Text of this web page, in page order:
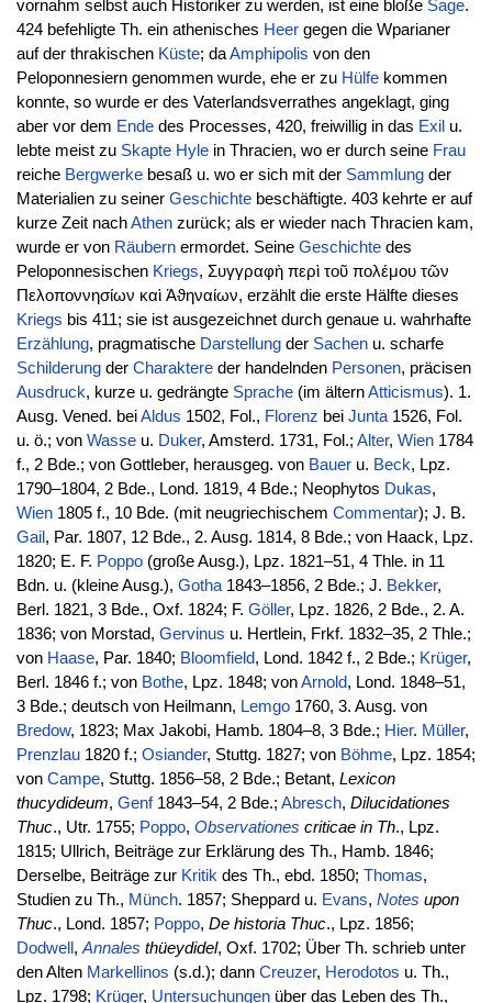
vornahm selbst auch Historiker zu werden, ist eine bloße Sage.
424 befehligte Th. ein athenisches Heergegen die Wparianer
auf der thrakischen Küste; daAmphipolis von den
Peloponnesiern genommen wurde, ehe er zu Hülfekommen
konnte, so wurde er des Vaterlandsverrathes angeklagt, ging
aber vor dem Endedes Processes, 420, freiwillig in das Exil u.
lebte meist zu Skapte Hylein Thracien, wo er durch seine Frau
reiche Bergwerkebesaß u. wo er sich mit der Sammlungder
Materialien zu seiner Geschichtebeschäftigte. 403 kehrte er auf
kurze Zeit nachAthenzurück; als er wieder nach Thracien kam,
wurde er von Räubernermordet. Seine Geschichtedes
Peloponnesischen Kriegs, Συγγραφὴ περὶ τοῦ πολέμου τῶν
Πελοποννησίων καὶ Ἀϑηναίων, erzählt die erste Hälfte dieses
Kriegs bis 411; sie ist ausgezeichnet durch genaue u. wahrhafte
Erzählung, pragmatische Darstellungder Sachenu. scharfe
Schilderungder Charaktereder handelnden Personen, präcisen
Ausdruck, kurze u. gedrängte Sprache(im älternAtticismus). 1.
Ausg. Vened. beiAldus 1502, Fol., Florenz bei Junta1526, Fol.
u. ö.; von Wasseu. Duker, Amsterd. 1731, Fol.; Alter, Wien1784
f., 2 Bde.; von Gottleber, herausgeg. von Baueru. Beck, Lpz.
1790–1804, 2 Bde., Lond. 1819, 4 Bde.; Neophytos Dukas,
Wien1805 f., 10 Bde. (mit neugriechischem Commentar); J. B.
Gail , Par. 1807, 12 Bde., 2. Ausg. 1814, 8 Bde.; von Haack, Lpz.
1820; E. F. Poppo(große Ausg.), Lpz. 1821–51, 4 Thle. in 11
Bdn. u. (kleine Ausg.), Gotha1843–1856, 2 Bde.; J. Bekker,
Berl. 1821, 3 Bde., Oxf. 1824; F. Göller, Lpz. 1826, 2 Bde., 2. A.
1836; von Morstad, Gervinus u. Hertlein, Frkf. 1832–35, 2 Thle.;
von Haase, Par. 1840; Bloomfield, Lond. 1842 f., 2 Bde.; Krüger,
Berl. 1846 f.; von Bothe, Lpz. 1848; vonArnold, Lond. 1848–51,
3 Bde.; deutsch von Heilmann, Lemgo1760, 3. Ausg. von
Bredow, 1823; Max Jakobi, Hamb. 1804–8, 3 Bde.; Hier. Müller,
Prenzlau1820 f.; Osiander, Stuttg. 1827; von Böhme, Lpz. 1854;
von Campe, Stuttg. 1856–58, 2 Bde.; Betant, Lexicon
thucydideum, Genf1843–54, 2 Bde.; Abresch, Dilucidationes
Thuc., Utr. 1755; Poppo, Observationes criticae in Th., Lpz.
1815; Ullrich, Beiträge zur Erklärung des Th., Hamb. 1846;
Derselbe, Beiträge zur Kritikdes Th., ebd. 1850; Thomas,
Studien zu Th., Münch. 1857; Sheppard u. Evans, Notes upon
Thuc., Lond. 1857; Poppo, De historia Thuc., Lpz. 1856;
Dodwell ,Annales thüeydidel, Oxf. 1702; Über Th. schrieb unter
den Alten Markellinos (s.d.); dann Creuzer, Herodotos u. Th.,
Lpz. 1798; Krüger, Untersuchungenüber das Leben des Th.,